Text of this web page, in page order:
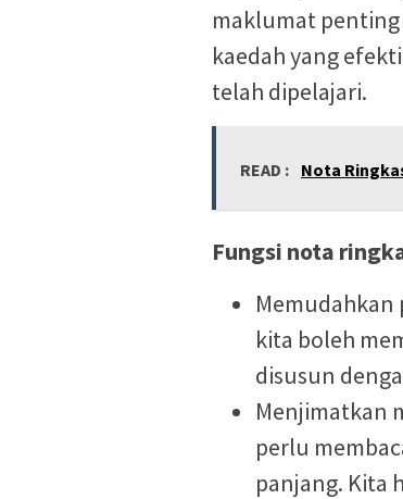
maklumat penting
kaedah yang
telah dipelajari.
READ : Nota
Fungsi nota
Memudahkan
kita boleh
disusun
Menjimatkan
perlu
panjang. Kita